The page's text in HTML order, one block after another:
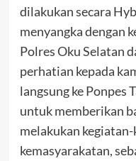
dilakukan secara
menyangka dengan
Polres Oku Selatan
perhatian kepada
langsung ke Ponpes
untuk memberikan
melakukan
kemasyarakatan,